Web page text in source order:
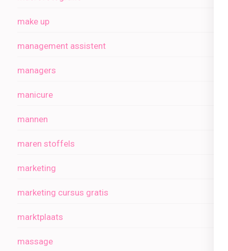
make up
management assistent
managers
manicure
mannen
maren stoffels
marketing
marketing cursus gratis
marktplaats
massage